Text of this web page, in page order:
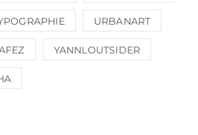
URBANART
YANNLOUTSIDER